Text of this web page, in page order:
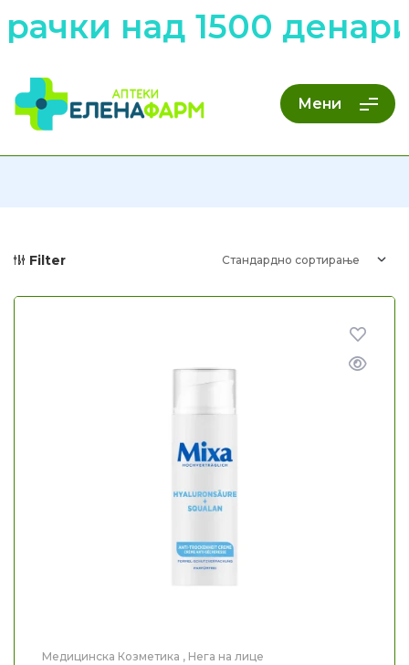
над 1500
Мени
Filter
Медицинска Козметика , Нега на лице